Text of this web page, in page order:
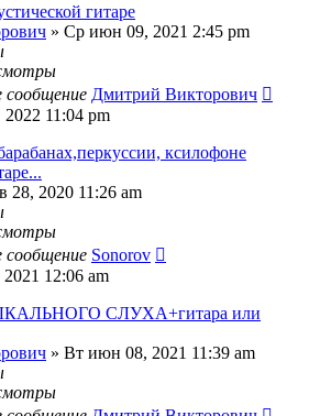
гитаре
» Ср июн 09, 2021 2:45 pm
сообщение Дмитрий Викторович
11:04 pm
ксилофоне
28, 2020 11:26 am
сообщение Sonorov
12:06 am
СЛУХА+гитара или
» Вт июн 08, 2021 11:39 am